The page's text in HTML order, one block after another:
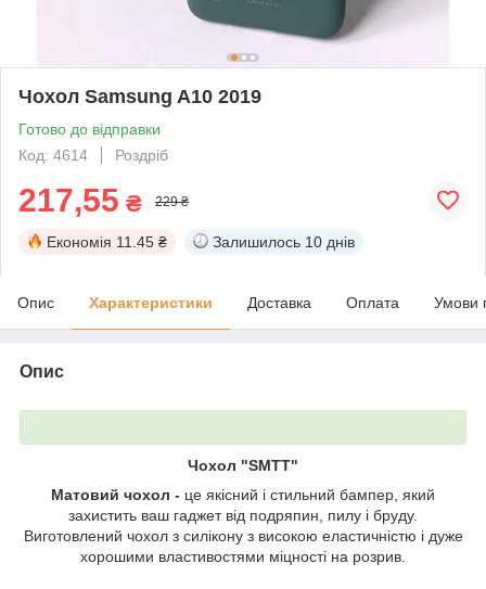
Чохол Samsung A10 2019
Готово до відправки
Код: 4614
Роздріб
217,55 ₴ 229 ₴
Економія 11.45 ₴ Залишилось 10 днів
Опис Характеристики Доставка Оплата Умови
Опис
Чохол "SMTT"
Матовий чохол - це якісний і стильний бампер, який
захистить ваш гаджет від подряпин, пилу і бруду.
Виготовлений чохол з силікону з високою еластичністю і дуже
хорошими властивостями міцності на розрив.